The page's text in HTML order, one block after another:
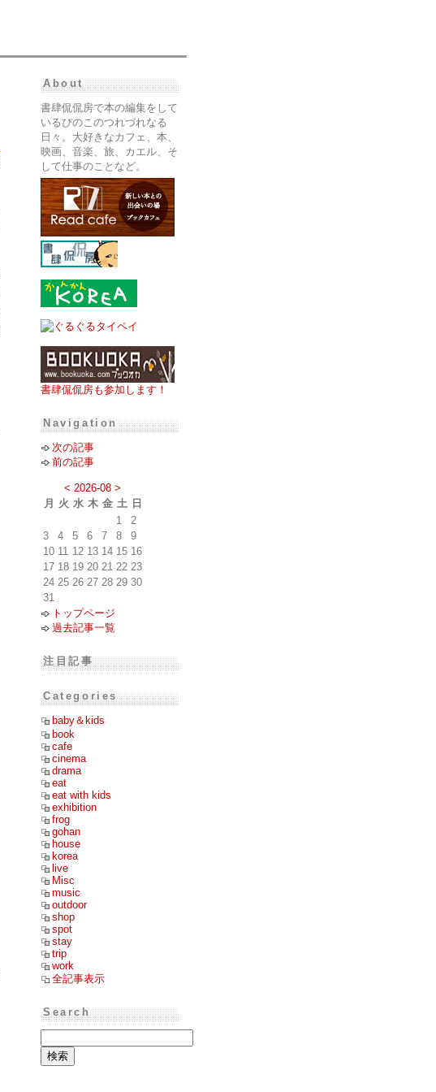
About
書肆侃侃房で本の編集をして
いるぴのこのつれづれなる
日々。大好きなカフェ、本、
映画、音楽、旅、カエル、そ
して仕事のことなど。
書肆侃侃房も参加します！
Navigation
次の記事
前の記事
< 2026-08 >
月
火 水 木 金 土 日
1
2
3
4 5 6 7 8
9
10 11 12 13 14 15 16
17 18 19 20 21 22 23
24 25 26 27 28 29 30
31
トップページ
過去記事一覧
注目記事
Categories
baby＆kids
book
cafe
cinema
drama
eat
eat with kids
exhibition
frog
gohan
house
korea
live
Misc
music
outdoor
shop
spot
stay
trip
work
全記事表示
Search